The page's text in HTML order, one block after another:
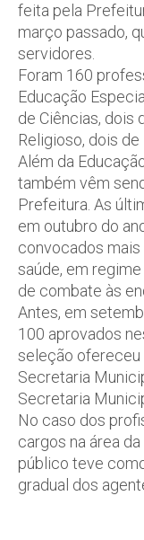
feita pela
março passado,
servidores.
Foram 160
Educação
de Ciências, dois
Religioso, dois
Além da
também vêm
Prefeitura. As
em outubro do
convocados
saúde, em
de combate às
Antes, em
100 aprovados
seleção ofereceu
Secretaria
Secretaria
No caso dos
cargos na área
público teve
gradual dos